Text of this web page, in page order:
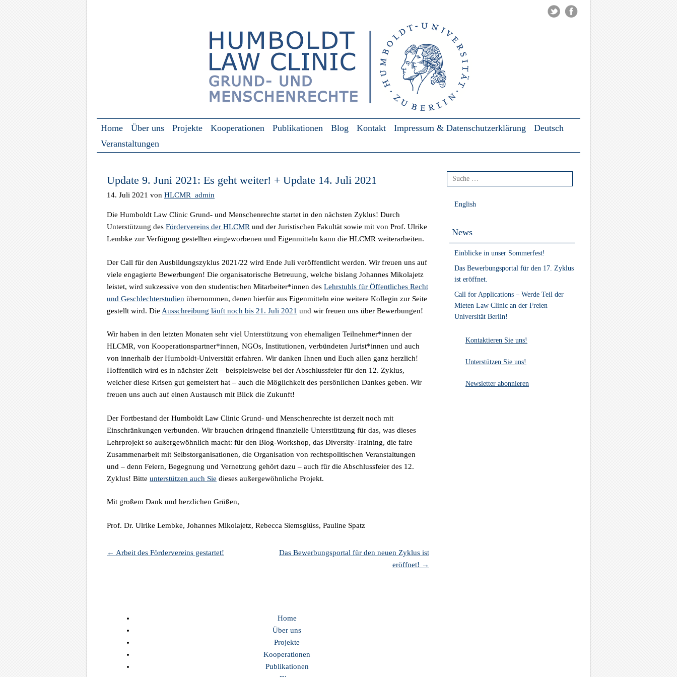
Menü ☰
Zum Inhalt springen
Home Über uns Projekte Kooperationen Publikationen Blog Kontakt Impressum & Datenschutzerklärung
Deutsch
Veranstaltungen
Update 9. Juni 2021: Es geht weiter! + Update 14. Juli 2021
14. Juli 2021 von HLCMR_admin
Die Humboldt Law Clinic Grund- und Menschenrechte startet in den nächsten Zyklus! Durch
Unterstützung des Fördervereins der HLCMR und der Juristischen Fakultät sowie mit von Prof. Ulrike
Lembke zur Verfügung gestellten eingeworbenen und Eigenmitteln kann die HLCMR weiterarbeiten.
Der Call für den Ausbildungszyklus 2021/22 wird Ende Juli veröffentlicht werden. Wir freuen uns auf
viele engagierte Bewerbungen! Die organisatorische Betreuung, welche bislang Johannes Mikolajetz
leistet, wird sukzessive von den studentischen Mitarbeiter*innen des Lehrstuhls für Öffentliches Recht
und Geschlechterstudien übernommen, denen hierfür aus Eigenmitteln eine weitere Kollegin zur Seite
gestellt wird. Die Ausschreibung läuft noch bis 21. Juli 2021 und wir freuen uns über Bewerbungen!
Wir haben in den letzten Monaten sehr viel Unterstützung von ehemaligen Teilnehmer*innen der
HLCMR, von Kooperationspartner*innen, NGOs, Institutionen, verbündeten Jurist*innen und auch
von innerhalb der Humboldt-Universität erfahren. Wir danken Ihnen und Euch allen ganz herzlich!
Hoffentlich wird es in nächster Zeit – beispielsweise bei der Abschlussfeier für den 12. Zyklus,
welcher diese Krisen gut gemeistert hat – auch die Möglichkeit des persönlichen Dankes geben. Wir
freuen uns auch auf einen Austausch mit Blick die Zukunft!
Der Fortbestand der Humboldt Law Clinic Grund- und Menschenrechte ist derzeit noch mit
Einschränkungen verbunden. Wir brauchen dringend finanzielle Unterstützung für das, was dieses
Lehrprojekt so außergewöhnlich macht: für den Blog-Workshop, das Diversity-Training, die faire
Zusammenarbeit mit Selbstorganisationen, die Organisation von rechtspolitischen Veranstaltungen
und – denn Feiern, Begegnung und Vernetzung gehört dazu – auch für die Abschlussfeier des 12.
Zyklus! Bitte unterstützen auch Sie dieses außergewöhnliche Projekt.
Mit großem Dank und herzlichen Grüßen,
Prof. Dr. Ulrike Lembke, Johannes Mikolajetz, Rebecca Siemsglüss, Pauline Spatz
Artikel-Navigation
← Arbeit des Fördervereins gestartet!
Das Bewerbungsportal für den neuen Zyklus ist
eröffnet! →
Suche nach:
English
News
Einblicke in unser Sommerfest!
Das Bewerbungsportal für den 17. Zyklus
ist eröffnet.
Call for Applications – Werde Teil der
Mieten Law Clinic an der Freien
Universität Berlin!
Kontaktieren Sie uns!
Unterstützen Sie uns!
Newsletter abonnieren
Home
Über uns
Projekte
Kooperationen
Publikationen